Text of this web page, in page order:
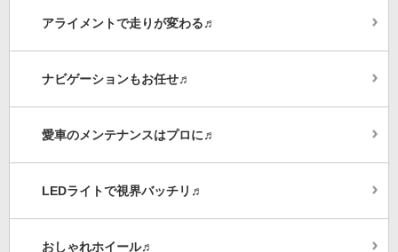
アライメントで走りが変わる♬
ナビゲーションもお任せ♬
愛車のメンテナンスはプロに♬
LEDライトで視界バッチリ♬
おしゃれホイール♬